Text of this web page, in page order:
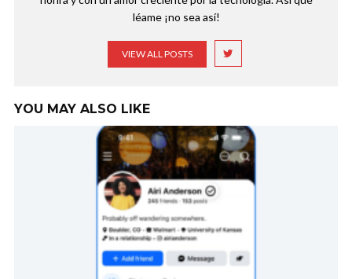
léame ¡no sea así!
VIEW ALL POSTS
YOU MAY ALSO LIKE